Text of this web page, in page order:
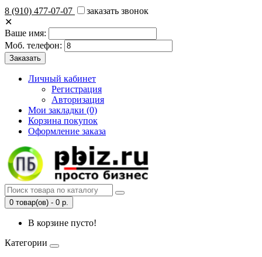
8 (910) 477-07-07
заказать звонок
✕
Ваше имя:
Моб. телефон:
Личный кабинет
Регистрация
Авторизация
Мои закладки (0)
Корзина покупок
Оформление заказа
0 товар(ов) - 0 р.
В корзине пусто!
Категории